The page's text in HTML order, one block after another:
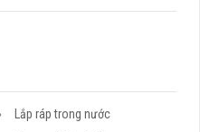
Lắp ráp trong nước